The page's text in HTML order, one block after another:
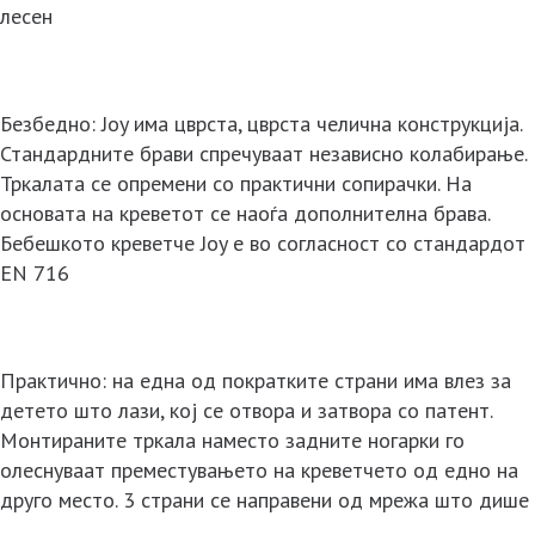
лесен
Безбедно: Joy има цврста, цврста челична конструкција.
Стандардните брави спречуваат независно колабирање.
Тркалата се опремени со практични сопирачки. На
основата на креветот се наоѓа дополнителна брава.
Бебешкото креветче Joy е во согласност со стандардот
EN 716
Практично: на една од пократките страни има влез за
детето што лази, кој се отвора и затвора со патент.
Монтираните тркала наместо задните ногарки го
олеснуваат преместувањето на креветчето од едно на
друго место. 3 страни се направени од мрежа што дише